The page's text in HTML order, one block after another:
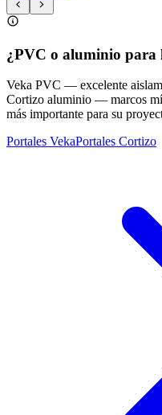
¿PVC o aluminio para
Veka PVC — excelente
Cortizo aluminio — marcos
más importante para su
Portales VekaPortales Cortizo